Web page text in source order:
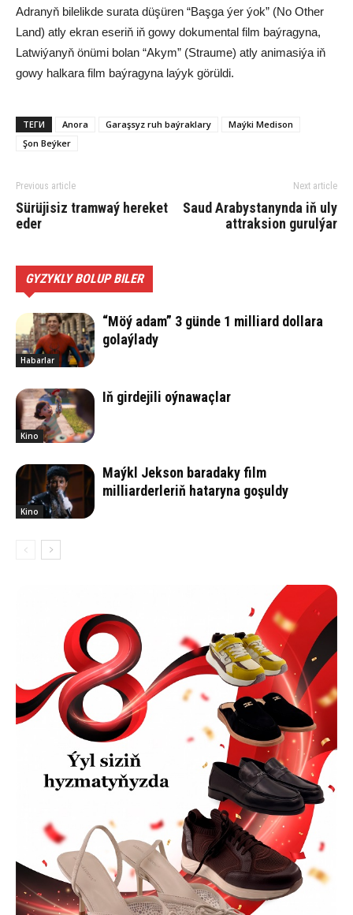
Adranyň bilelikde surata düşüren “Başga ýer ýok” (No Other
Land) atly ekran eseriň iň gowy dokumental film baýragyna,
Latwiýanyň önümi bolan “Akym” (Straume) atly animasiýa iň
gowy halkara film baýragyna laýyk görüldi.
ТЕГИ Anora Garaşsyz ruh baýraklary
Maýki Medison
Şon Beýker
Previous article
Sü­rü­ji­siz tram­waý he­re­ket
eder
Next article
Saud Arabystanynda iň uly
attraksion gurulýar
GYZYKLY BOLUP BILER
Habarlar
“Möý adam” 3 günde 1 milliard dollara
golaýlady
Kino
Iň girdejili oýnawaçlar
Kino
Maýkl Jekson baradaky film
milliarderleriň hataryna goşuldy